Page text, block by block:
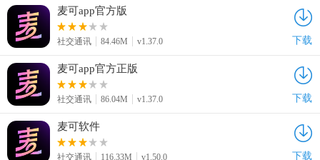
麦可app官方版
社交通讯 84.46M v1.37.0 下载
麦可app官方正版
社交通讯 86.04M v1.37.0 下载
麦可软件
社交通讯 116.33M v1.50.0 下载